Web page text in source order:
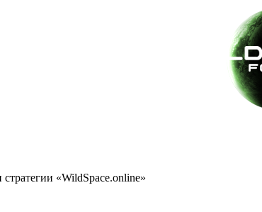
«WildSpace.online»